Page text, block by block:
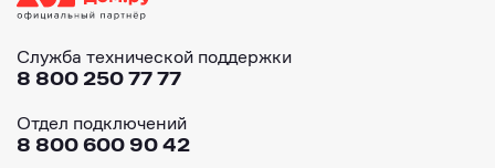
Служба технической поддержки
8 800 250 77 77
Отдел подключений
8 800 600 90 42